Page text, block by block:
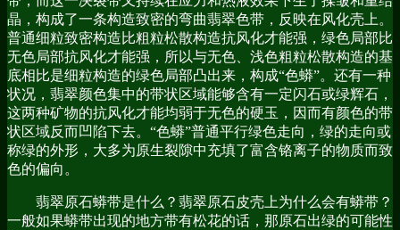
晶，构成了一条构造致密的弯曲翡翠色带，反映在风化壳上。
普通细粒致密构造比粗粒松散构造抗风化才能强，绿色局部比
无色局部抗风化才能强，所以与无色、浅色粗粒松散构造的基
底相比是细粒构造的绿色局部凸出来，构成“色蟒”。还有一种
状况，翡翠颜色集中的带状区域能够含有一定闪石或绿辉石，
这两种矿物的抗风化才能均弱于无色的硬玉，因而有颜色的带
状区域反而凹陷下去。“色蟒”普通平行绿色走向，绿的走向或
称绿的外形，大多为原生裂隙中充填了富含铬离子的物质而致
色的偏向。
翡翠原石蟒带是什么？翡翠原石皮壳上为什么会有蟒带？
一般如果蟒带出现的地方带有松花的话，那原石出绿的可能性